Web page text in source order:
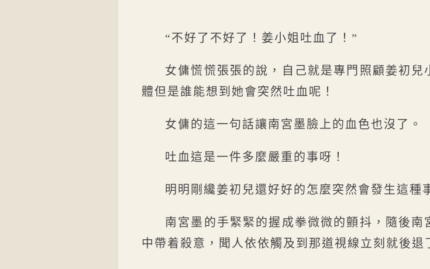
“不好了不好了！姜小姐吐血了！”
女傭慌慌張張的說，自己就是專門照顧姜初
體但是誰能想到她會突然吐血呢！
女傭的這一句話讓南宮墨臉上的血色也沒了。
吐血這是一件多麼嚴重的事呀！
明明剛纔姜初兒還好好的怎麼突然會發生這種
南宮墨的手緊緊的握成拳微微的顫抖，隨後
中帶着殺意，聞人依依觸及到那道視線立刻就後退